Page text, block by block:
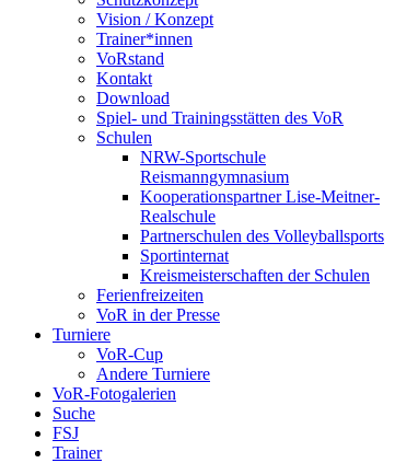
Vision / Konzept
Trainer*innen
VoRstand
Kontakt
Download
Spiel- und Trainingsstätten des VoR
Schulen
NRW-Sportschule
Reismanngymnasium
Kooperationspartner Lise-Meitner-
Realschule
Partnerschulen des Volleyballsports
Sportinternat
Kreismeisterschaften der Schulen
Ferienfreizeiten
VoR in der Presse
Turniere
VoR-Cup
Andere Turniere
VoR-Fotogalerien
Suche
FSJ
Trainer